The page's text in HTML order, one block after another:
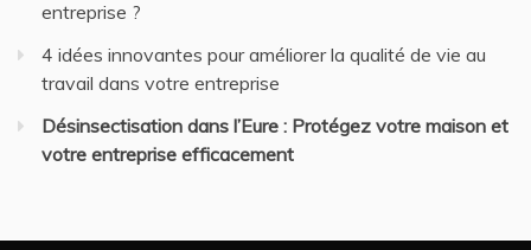
entreprise ?
4 idées innovantes pour améliorer la qualité de vie au
travail dans votre entreprise
Désinsectisation dans l’Eure : Protégez votre maison et
votre entreprise efficacement